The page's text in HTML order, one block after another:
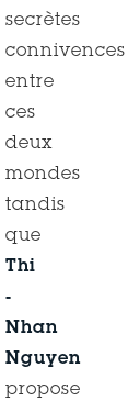
secrètes
connivences
entre
ces
deux
mondes
tandis
que
Thi
-
Nhan
Nguyen
propose